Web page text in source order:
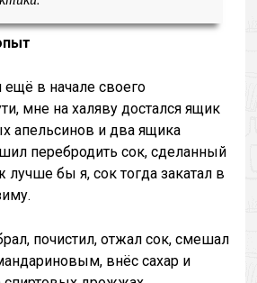
ещё в начале своего
мне на халяву достался ящик
апельсинов и два ящика
перебродить сок, сделанный
лучше бы я, сок тогда закатал в
почистил, отжал сок, смешал
внёс сахар и